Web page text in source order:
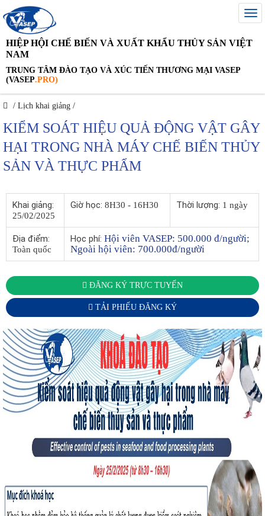
HIỆP HỘI CHẾ BIẾN VÀ XUẤT KHẨU THỦY SẢN VIỆT
NAM
TRUNG TÂM ĐÀO TẠO VÀ XÚC TIẾN THƯƠNG MẠI VASEP
(VASEP.PRO)
/ Lịch khai giảng /
KIỂM SOÁT HIỆU QUẢ ĐỘNG VẬT GÂY
HẠI TRONG NHÀ MÁY CHẾ BIẾN THỦY
SẢN VÀ THỰC PHẨM
Khai giảng:
25/02/2025
Giờ học: 8H30 - 16H30 Thời lượng: 1 ngày
Địa điểm:
Toàn quốc
Học phí: Hội viên VASEP: 500.000 đ/người;
Ngoài hội viên: 700.000đ/người
ĐĂNG KÝ TRỰC TUYẾN
TẢI PHIẾU ĐĂNG KÝ